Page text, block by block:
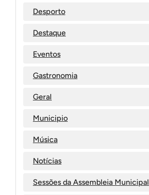
Desporto
Destaque
Eventos
Gastronomia
Geral
Municipio
Música
Notícias
Sessões da Assembleia Municipal